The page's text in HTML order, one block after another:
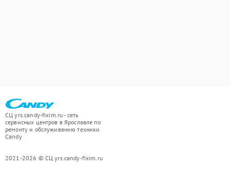
СЦ yrs.candy-fixim.ru - сеть
сервисных центров в Ярославле по
ремонту и обслуживанию техники
Candy
2021-2026 © СЦ yrs.candy-fixim.ru